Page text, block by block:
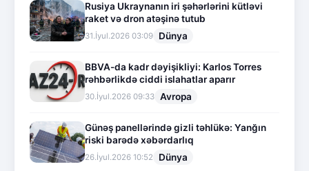
Rusiya Ukraynanın iri şəhərlərini kütləvi
raket və dron atəşinə tutub
31.İyul.2026 03:09 Dünya
BBVA-da kadr dəyişikliyi: Karlos Torres
rəhbərlikdə ciddi islahatlar aparır
30.İyul.2026 09:33 Avropa
Günəş panellərində gizli təhlükə: Yanğın
riski barədə xəbərdarlıq
26.İyul.2026 10:52 Dünya